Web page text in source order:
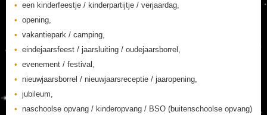
een kinderfeestje / kinderpartijtje / verjaardag,
opening,
vakantiepark / camping,
eindejaarsfeest / jaarsluiting / oudejaarsborrel,
evenement / festival,
nieuwjaarsborrel / nieuwjaarsreceptie / jaaropening,
jubileum,
naschoolse opvang / kinderopvang / BSO (buitenschoolse opvang)